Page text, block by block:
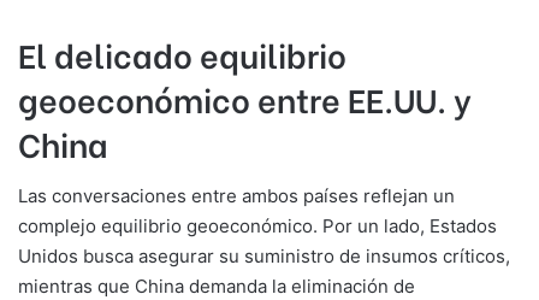
El delicado equilibrio
geoeconómico entre EE.UU. y
China
Las conversaciones entre ambos países reflejan un
complejo equilibrio geoeconómico. Por un lado, Estados
Unidos busca asegurar su suministro de insumos críticos,
mientras que China demanda la eliminación de